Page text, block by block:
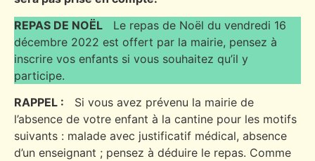
REPAS DE NOËL Le repas de Noël du vendredi 16
décembre 2022 est offert par la mairie, pensez à
inscrire vos enfants si vous souhaitez qu’il y
participe.
RAPPEL : Si vous avez prévenu la mairie de
l’absence de votre enfant à la cantine pour les motifs
suivants : malade avec justificatif médical, absence
d’un enseignant ; pensez à déduire le repas. Comme